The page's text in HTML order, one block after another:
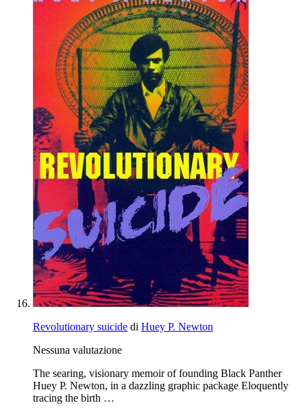
Revolutionary suicide di Huey P. Newton
Nessuna valutazione
The searing, visionary memoir of founding Black Panther
Huey P. Newton, in a dazzling graphic package Eloquently
tracing the birth …